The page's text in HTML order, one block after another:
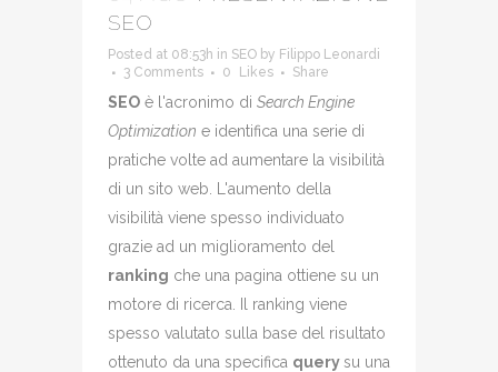
SEO
Posted at 08:53h in SEO by Filippo Leonardi
3 Comments
0 Likes Share
SEO è l'acronimo di Search Engine
Optimization e identifica una serie di
pratiche volte ad aumentare la visibilità
di un sito web. L'aumento della
visibilità viene spesso individuato
grazie ad un miglioramento del
ranking che una pagina ottiene su un
motore di ricerca. Il ranking viene
spesso valutato sulla base del risultato
ottenuto da una specifica querysu una